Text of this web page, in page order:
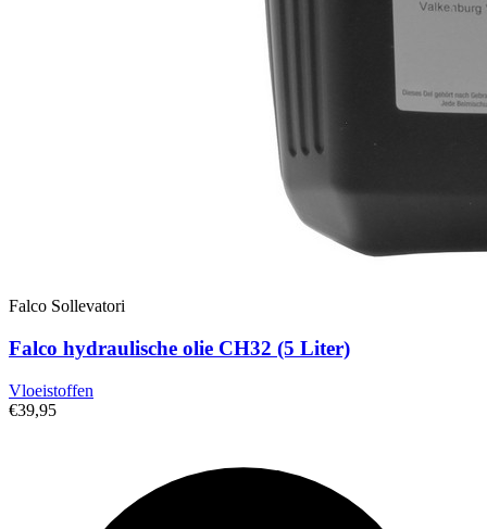
Falco Sollevatori
Falco hydraulische olie CH32 (5 Liter)
Vloeistoffen
€39,95